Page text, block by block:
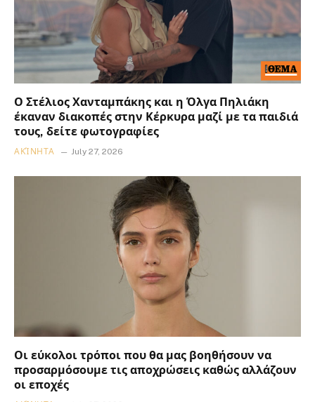
Ο Στέλιος Χανταμπάκης και η Όλγα Πηλιάκη
έκαναν διακοπές στην Κέρκυρα μαζί με τα παιδιά
τους, δείτε φωτογραφίες
ΑΚΊΝΗΤΑ July 27, 2026
Οι εύκολοι τρόποι που θα μας βοηθήσουν να
προσαρμόσουμε τις αποχρώσεις καθώς αλλάζουν
οι εποχές